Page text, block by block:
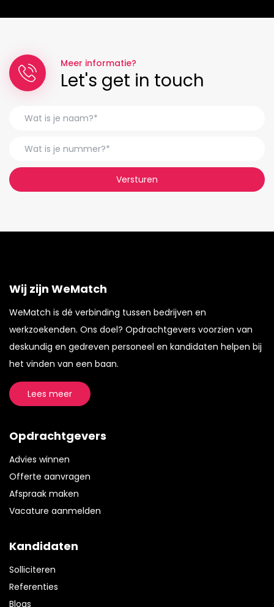
Meer informatie?
Let's get in touch
Versturen
Wij zijn WeMatch
WeMatch is dé verbinding tussen bedrijven en
werkzoekenden. Ons doel? Opdrachtgevers voorzien van
deskundig en gedreven personeel en kandidaten helpen bij
het vinden van een baan.
Lees meer
Opdrachtgevers
Advies winnen
Offerte aanvragen
Afspraak maken
Vacature aanmelden
Kandidaten
Solliciteren
Referenties
Blogs